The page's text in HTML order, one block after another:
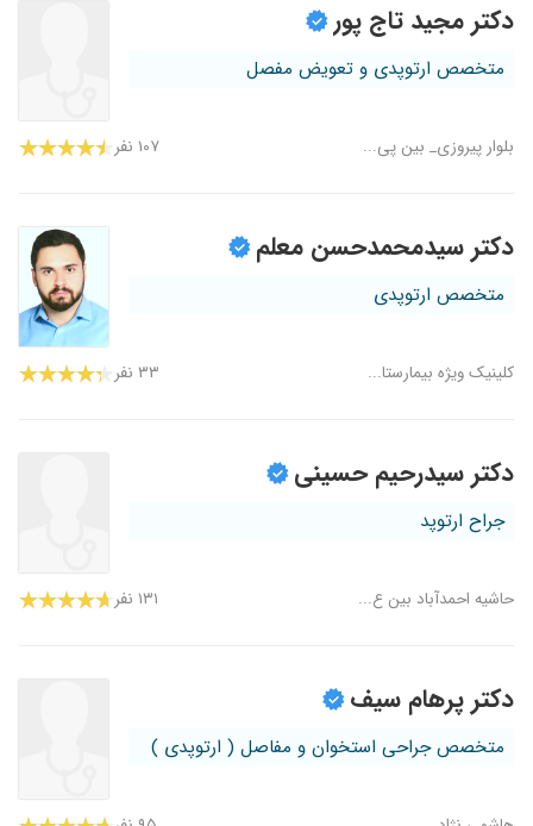
دکتر مجید تاج پور
متخصص ارتوپدی و تعویض مفصل
بلوار پیروزی_ بین پی... ۱۰۷ نفر
دکتر سیدمحمدحسن معلم
متخصص ارتوپدی
کلینیک ویژه بیمارستا... ۳۳ نفر
دکتر سیدرحیم حسینی
جراح ارتوپد
حاشیه احمدآباد بین ع... ۱۳۱ نفر
دکتر پرهام سیف
متخصص جراحی استخوان و مفاصل ( ارتوپدی )